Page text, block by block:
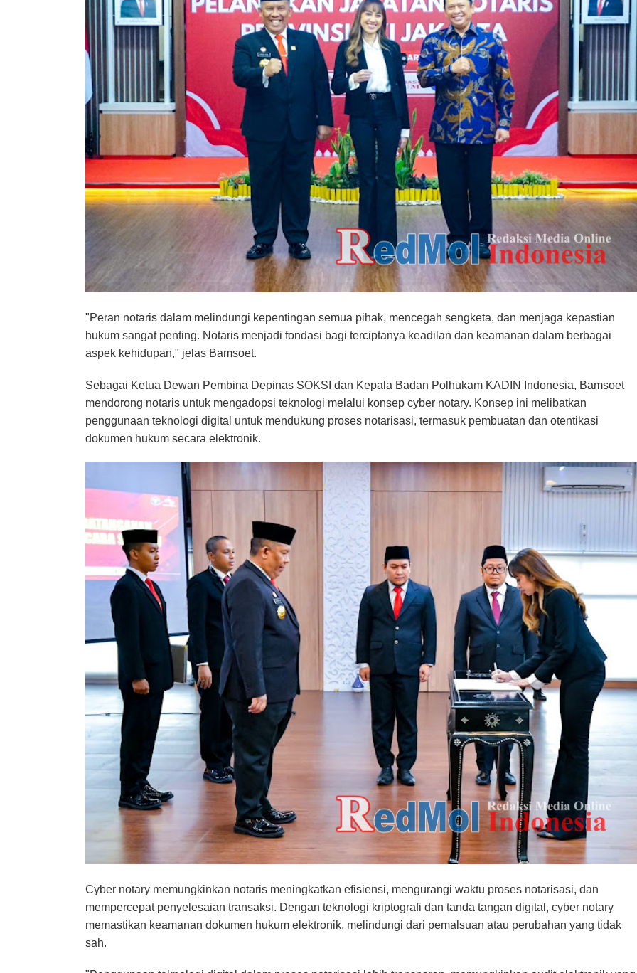
"Peran notaris dalam melindungi kepentingan semua pihak, mencegah sengketa, dan menjaga kepastian
hukum sangat penting. Notaris menjadi fondasi bagi terciptanya keadilan dan keamanan dalam berbagai
aspek kehidupan," jelas Bamsoet.
Sebagai Ketua Dewan Pembina Depinas SOKSI dan Kepala Badan Polhukam KADIN Indonesia, Bamsoet
mendorong notaris untuk mengadopsi teknologi melalui konsep cyber notary. Konsep ini melibatkan
penggunaan teknologi digital untuk mendukung proses notarisasi, termasuk pembuatan dan otentikasi
dokumen hukum secara elektronik.
Cyber notary memungkinkan notaris meningkatkan efisiensi, mengurangi waktu proses notarisasi, dan
mempercepat penyelesaian transaksi. Dengan teknologi kriptografi dan tanda tangan digital, cyber notary
memastikan keamanan dokumen hukum elektronik, melindungi dari pemalsuan atau perubahan yang tidak
sah.